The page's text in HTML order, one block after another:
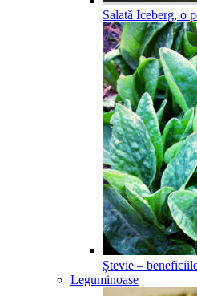
Salată Iceberg, o
Ștevie –
Leguminoase